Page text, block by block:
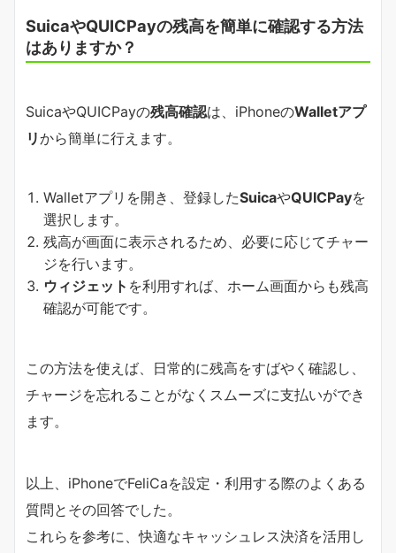
SuicaやQUICPayの残高を簡単に確認する方法
はありますか？
SuicaやQUICPayの残高確認は、iPhoneのWalletアプ
リから簡単に行えます。
Walletアプリを開き、登録したSuicaやQUICPayを
選択します。
残高が画面に表示されるため、必要に応じてチャー
ジを行います。
ウィジェット を利用すれば、ホーム画面からも残高
確認が可能です。
この方法を使えば、日常的に残高をすばやく確認し、
チャージを忘れることがなくスムーズに支払いができ
ます。
以上、iPhoneでFeliCaを設定・利用する際のよくある
質問とその回答でした。
これらを参考に、快適なキャッシュレス決済を活用し